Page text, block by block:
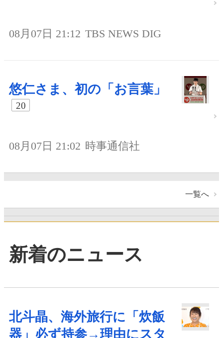
08月07日 21:12 TBS NEWS DIG
悠仁さま、初の「お言葉」
20
08月07日 21:02 時事通信社
一覧へ
新着のニュース
北斗晶、海外旅行に「炊飯
器」必ず持参→理由にスタ